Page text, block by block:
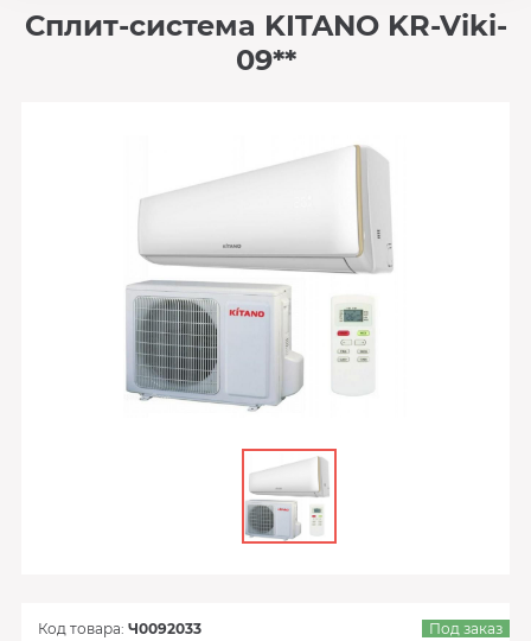
Сплит-система KITANO KR-Viki-
09**
Код товара: Ч0092033 Под заказ